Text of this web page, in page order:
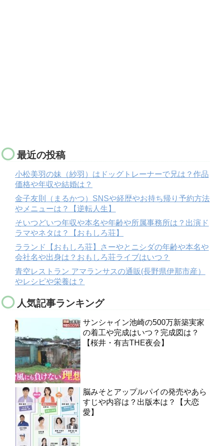
最近の投稿
小松美羽の妹（紗羽）はドッグトレーナーで兄は？作品
価格や年収や結婚は？
金子友則（まるかつ）SNSや経歴やお持ち帰り予約方法
やメニューは？【逆転人生】
そいつどいつ年収や本名や年齢や所属事務所は？出演ド
ラマやネタは？【おもしろ荘】
ラランド【おもしろ荘】さーやとニシダの年齢や本名や
会社名や出身は？おもしろ荘ライブはいつ？
青空レストラン アマランサスの通販(長野県伊那市産）
やレシピや栄養は？
人気記事ランキング
サンシャイン池崎の500万新築実家
の着工や完成はいつ？完成図は？
【桜井・有吉THE夜会】
脳みそとアップルパイの発売やあら
すじや内容は？出版本は？【大恋
愛】